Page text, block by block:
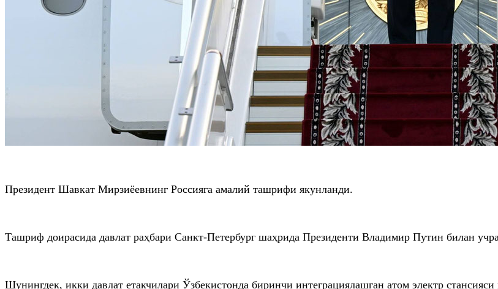
Президент Шавкат Мирзиёевнинг Россияга амалий ташрифи якунланди.
Ташриф доирасида давлат раҳбари Санкт-Петербург шаҳрида Президенти Владимир Путин билан
Шунингдек, икки давлат етакчилари Ўзбекистонда биринчи интеграциялашган атом электр